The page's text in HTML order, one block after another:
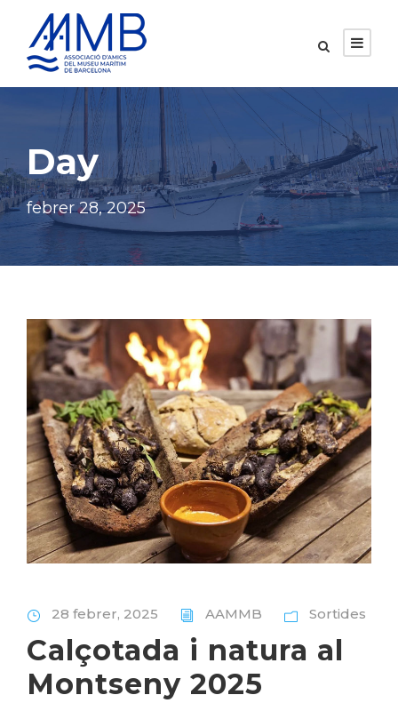
Day
febrer 28, 2025
28 febrer, 2025 AAMMB Sortides
Calçotada i natura al
Montseny 2025